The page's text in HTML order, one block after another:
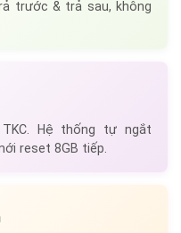
trước & trả sau, không
Hệ thống tự ngắt
reset 8GB tiếp.